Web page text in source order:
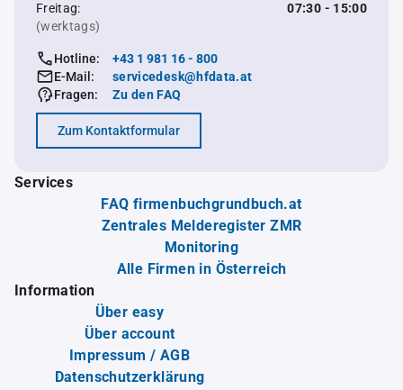
Freitag:
07:30 - 15:00
(werktags)
Hotline:
+43 1 981 16 - 800
E-Mail:
servicedesk@hfdata.at
Fragen:
Zu den FAQ
Zum Kontaktformular
Services
FAQ firmenbuchgrundbuch.at
Zentrales Melderegister ZMR
Monitoring
Alle Firmen in Österreich
Information
Über easy
Über account
Impressum / AGB
Datenschutzerklärung